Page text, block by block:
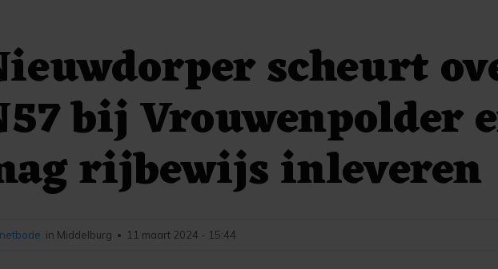
scheurt
bij Vrouwenpolder
rijbewijs inleveren
in Middelburg • 11 maart 2024 - 15:44